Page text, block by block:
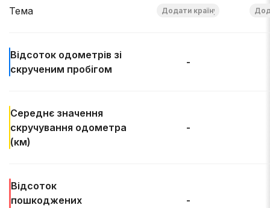
Тема
Відсоток одометрів зі
скрученим пробігом
-
Середнє значення
скручування одометра
(км)
-
Відсоток
пошкоджених
-